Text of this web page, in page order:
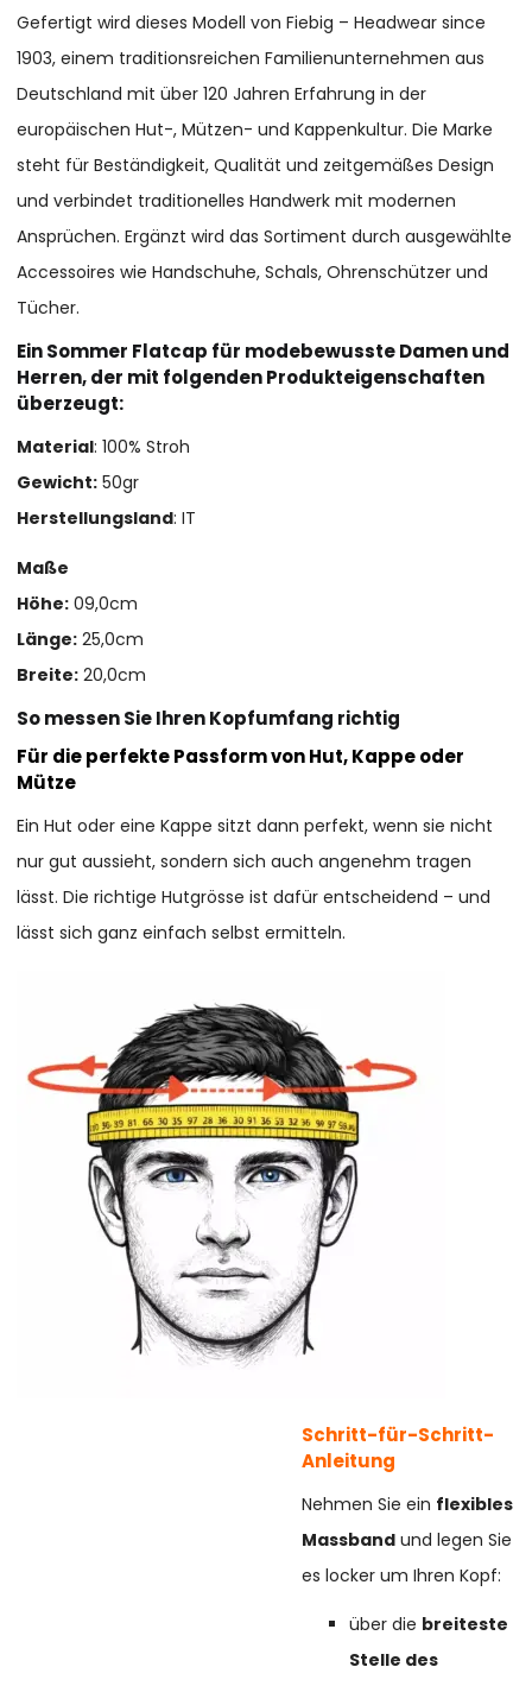
Gefertigt wird dieses Modell von Fiebig – Headwear since
1903, einem traditionsreichen Familienunternehmen aus
Deutschland mit über 120 Jahren Erfahrung in der
europäischen Hut-, Mützen- und Kappenkultur. Die Marke
steht für Beständigkeit, Qualität und zeitgemäßes Design
und verbindet traditionelles Handwerk mit modernen
Ansprüchen. Ergänzt wird das Sortiment durch ausgewählte
Accessoires wie Handschuhe, Schals, Ohrenschützer und
Tücher.
Ein Sommer Flatcap für modebewusste Damen und
Herren, der mit folgenden Produkteigenschaften
überzeugt:
Material: 100% Stroh
Gewicht: 50gr
Herstellungsland: IT
Maße
Höhe: 09,0cm
Länge: 25,0cm
Breite: 20,0cm
So messen Sie Ihren Kopfumfang richtig
Für die perfekte Passform von Hut, Kappe oder
Mütze
Ein Hut oder eine Kappe sitzt dann perfekt, wenn sie nicht
nur gut aussieht, sondern sich auch angenehm tragen
lässt. Die richtige Hutgrösse ist dafür entscheidend – und
lässt sich ganz einfach selbst ermitteln.
Schritt-für-Schritt-
Anleitung
Nehmen Sie ein flexibles
Massband und legen Sie
es locker um Ihren Kopf:
über die breiteste
Stelle des